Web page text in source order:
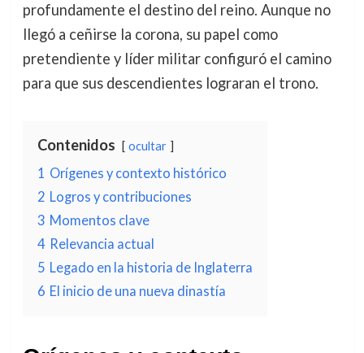
profundamente el destino del reino. Aunque no
llegó a ceñirse la corona, su papel como
pretendiente y líder militar configuró el camino
para que sus descendientes lograran el trono.
Contenidos ocultar
1 Orígenes y contexto histórico
2 Logros y contribuciones
3 Momentos clave
4 Relevancia actual
5 Legado en la historia de Inglaterra
6 El inicio de una nueva dinastía